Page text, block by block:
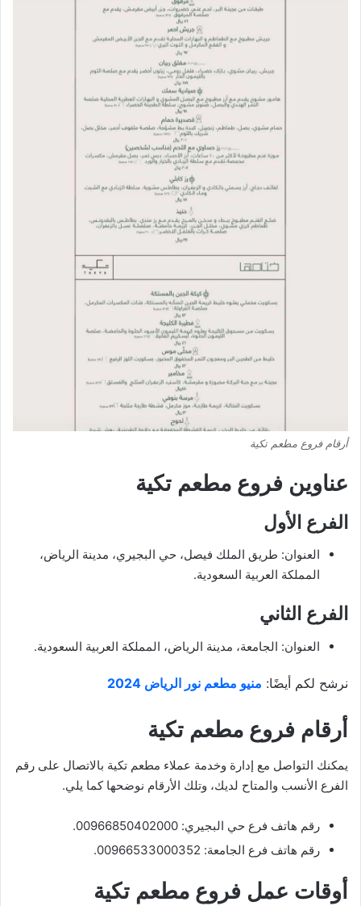
أرقام فروع مطعم تكية
عناوين فروع مطعم تكية
الفرع الأول
العنوان: طريق الملك فيصل، حي البجيري، مدينة الرياض،
المملكة العربية السعودية.
الفرع الثاني
العنوان: الجامعة، مدينة الرياض، المملكة العربية السعودية.
نرشح لكم أيضًا: منيو مطعم نور الرياض 2024
أرقام فروع مطعم تكية
يمكنك التواصل مع إدارة وخدمة عملاء مطعم تكية بالاتصال على رقم
الفرع الأنسب والمتاح لديك، وتلك الأرقام نوضحها كما يلي.
رقم هاتف فرع حي البجيري: 00966850402000.
رقم هاتف فرع الجامعة: 00966533000352.
أوقات عمل فروع مطعم تكية